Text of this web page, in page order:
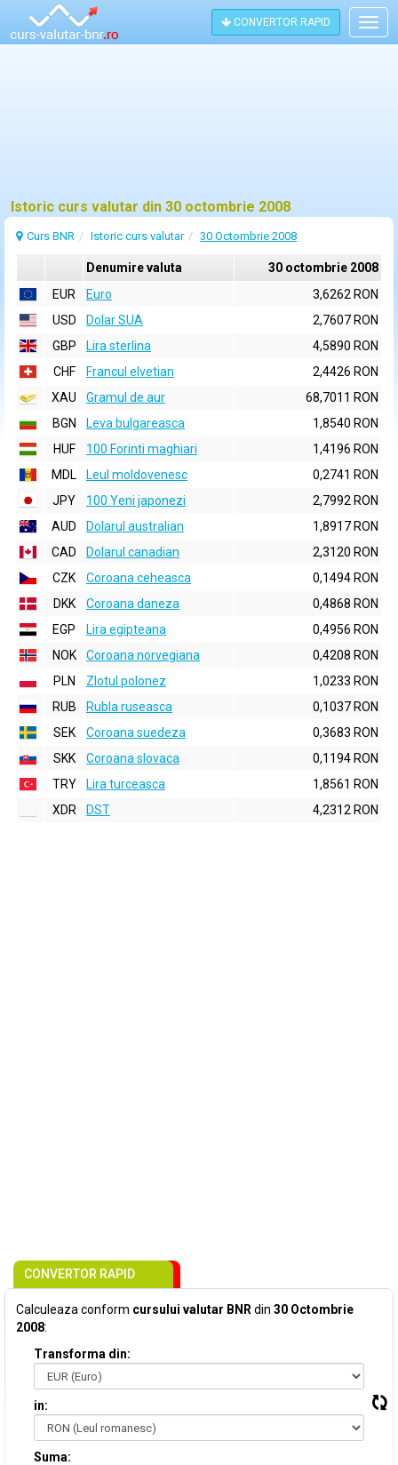
CONVERTOR RAPID
Istoric curs valutar din 30 octombrie 2008
Curs BNR Istoric curs valutar 30 Octombrie 2008
Denumire valuta
30 octombrie 2008
EUR
Euro
3,6262 RON
USD
Dolar SUA
2,7607 RON
GBP
Lira sterlina
4,5890 RON
CHF
Francul elvetian
2,4426 RON
XAU
Gramul de aur
68,7011 RON
BGN
Leva bulgareasca
1,8540 RON
HUF
100 Forinti maghiari
1,4196 RON
MDL
Leul moldovenesc
0,2741 RON
JPY
100 Yeni japonezi
2,7992 RON
AUD
Dolarul australian
1,8917 RON
CAD
Dolarul canadian
2,3120 RON
CZK
Coroana ceheasca
0,1494 RON
DKK
Coroana daneza
0,4868 RON
EGP
Lira egipteana
0,4956 RON
NOK
Coroana norvegiana
0,4208 RON
PLN
Zlotul polonez
1,0233 RON
RUB
Rubla ruseasca
0,1037 RON
SEK
Coroana suedeza
0,3683 RON
SKK
Coroana slovaca
0,1194 RON
TRY
Lira turceasca
1,8561 RON
XDR
DST 4,2312 RON
CONVERTOR RAPID
Calculeaza conform cursului valutar BNR din 30 Octombrie
2008:
Transforma din:
in:
Suma: